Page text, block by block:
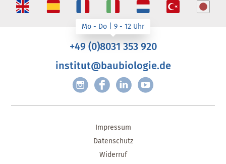
+49 (0)8031 353 920
institut@baubiologie.de
Impressum
Datenschutz
Widerruf